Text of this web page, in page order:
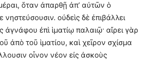
ὅταν ἀπαρθῇ ἀπ’ αὐτῶν ὁ
νηστεύσουσιν. οὐδεὶς δὲ ἐπιβάλλει
ἀγνάφου ἐπὶ ἱματίῳ παλαιῷ· αἴρει γὰρ
ἀπὸ τοῦ ἱματίου, καὶ χεῖρον σχίσμα
οἶνον νέον εἰς ἀσκοὺς